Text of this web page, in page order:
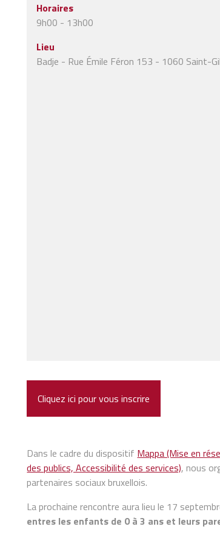
Horaires
9h00 - 13h00
Lieu
Badje - Rue Émile Féron 153 - 1060 Saint-
Cliquez ici pour vous inscrire
Dans le cadre du dispositif Mappa (Mise en
des publics, Accessibilité des services), nous
partenaires sociaux bruxellois.
La prochaine rencontre aura lieu le 17
entres les enfants de 0 à 3 ans et leurs